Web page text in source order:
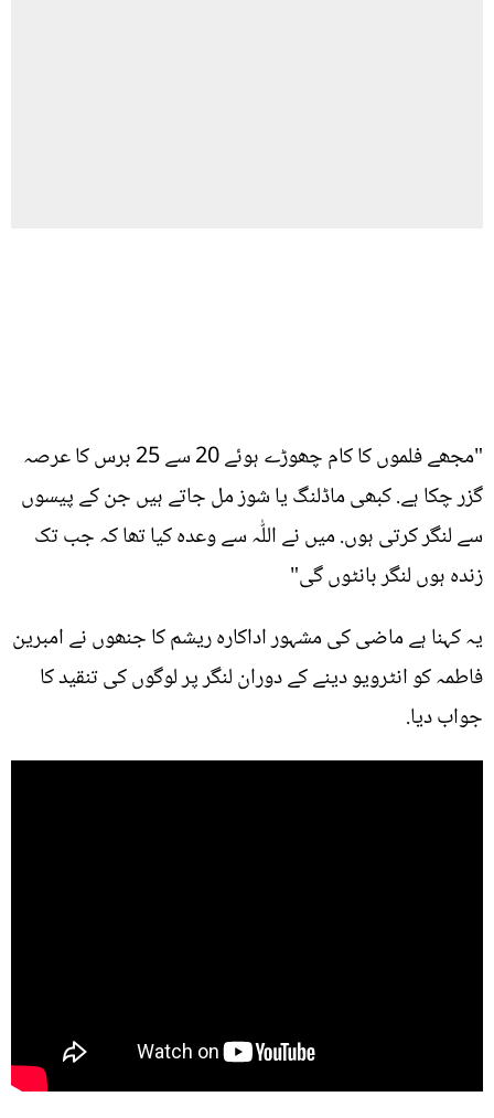
"مجھے فلموں کا کام چھوڑے ہوئے 20 سے 25 برس کا عرصہ
گزر چکا ہے. کبھی ماڈلنگ یا شوز مل جاتے ہیں جن کے پیسوں
سے لنگر کرتی ہوں. میں نے اللّٰہ سے وعدہ کیا تھا کہ جب تک
زندہ ہوں لنگر بانٹوں گی"
یہ کہنا ہے ماضی کی مشہور اداکارہ ریشم کا جنھوں نے امبرین
فاطمہ کو انٹرویو دینے کے دوران لنگر پر لوگوں کی تنقید کا
جواب دیا.